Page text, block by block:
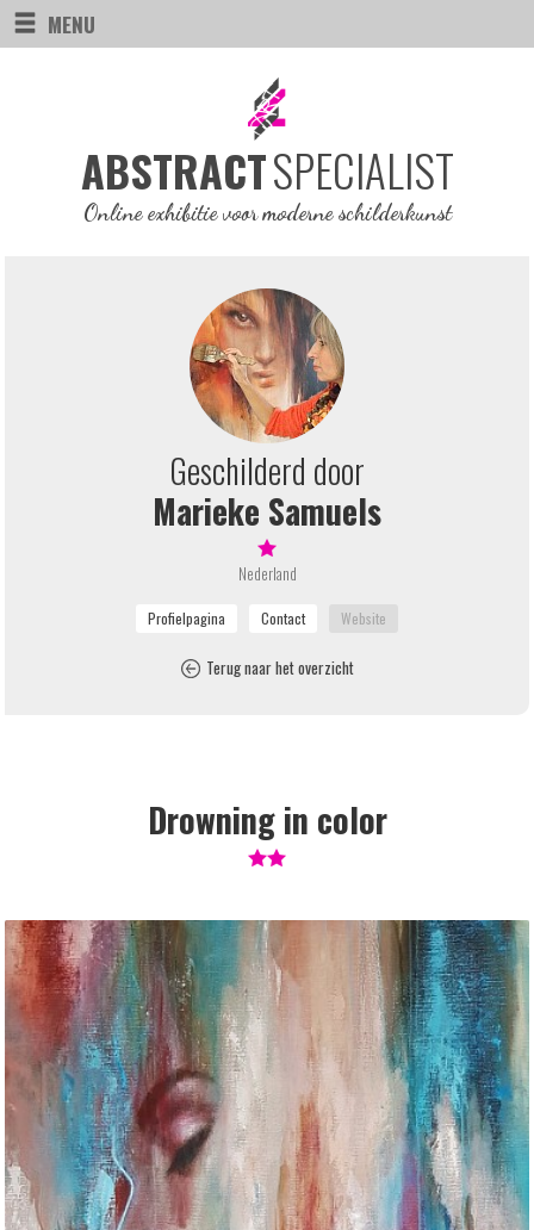
MENU
ABSTRACTSPECIALIST
Online exhibitie voor moderne schilderkunst
Geschilderd door
Marieke Samuels
Nederland
Terug naar het overzicht
Drowning in color